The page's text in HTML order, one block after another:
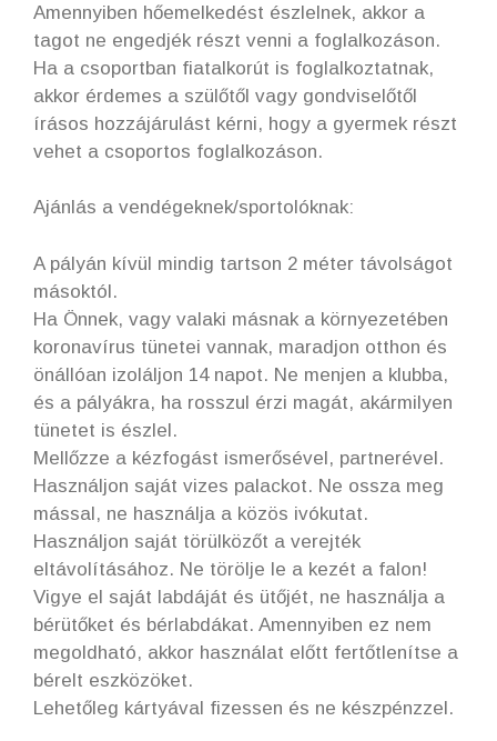
Amennyiben hőemelkedést észlelnek, akkor a
tagot ne engedjék részt venni a foglalkozáson.
Ha a csoportban fiatalkorút is foglalkoztatnak,
akkor érdemes a szülőtől vagy gondviselőtől
írásos hozzájárulást kérni, hogy a gyermek részt
vehet a csoportos foglalkozáson.
Ajánlás a vendégeknek/sportolóknak:
A pályán kívül mindig tartson 2 méter távolságot
másoktól.
Ha Önnek, vagy valaki másnak a környezetében
koronavírus tünetei vannak, maradjon otthon és
önállóan izoláljon 14 napot. Ne menjen a klubba,
és a pályákra, ha rosszul érzi magát, akármilyen
tünetet is észlel.
Mellőzze a kézfogást ismerősével, partnerével.
Használjon saját vizes palackot. Ne ossza meg
mással, ne használja a közös ivókutat.
Használjon saját törülközőt a verejték
eltávolításához. Ne törölje le a kezét a falon!
Vigye el saját labdáját és ütőjét, ne használja a
bérütőket és bérlabdákat. Amennyiben ez nem
megoldható, akkor használat előtt fertőtlenítse a
bérelt eszközöket.
Lehetőleg kártyával fizessen és ne készpénzzel.